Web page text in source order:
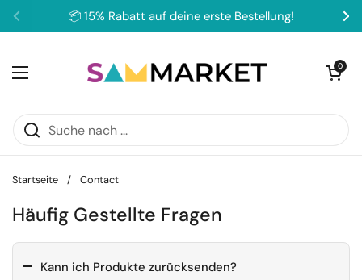
Zum Inhalt springen
Zurück
📦 15% Rabatt auf deine erste Bestellung!
Menü öffnen
Warenkorb
0
Startseite / Contact
Häufig Gestellte Fragen
Kann ich Produkte zurücksenden?